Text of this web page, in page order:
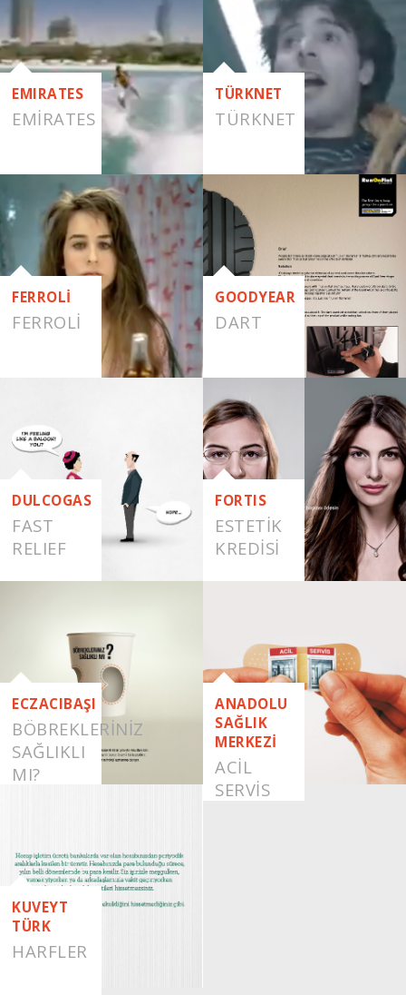
EMIRATES
EMIRATES
TÜRKNET
TÜRKNET
FERROLİ
FERROLI
GOODYEAR
DART
DULCOGAS
FAST
RELIEF
FORTIS
ESTETIK
KREDISI
ECZACIBAŞI
BÖBREKLERİNİZ
SAĞLIKLI
MI?
ANADOLU
SAĞLIK
MERKEZİ
ACIL
SERVIS
KUVEYT
TÜRK
HARFLER